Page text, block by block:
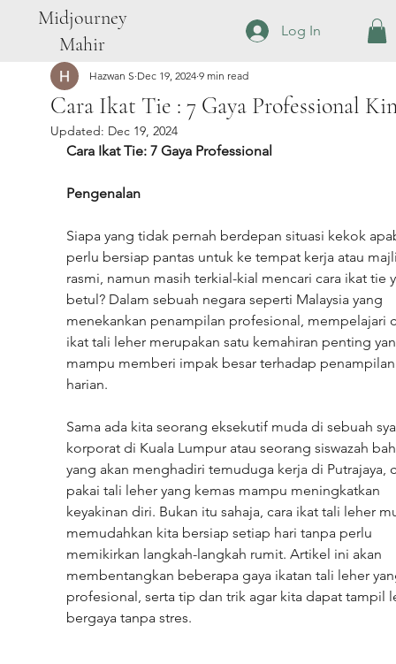
Midjourney
Mahir
Log In
Cara Ikat Tie : 7 Gaya Professional
Hazwan S Dec 19, 2024 9 min read
Updated: Dec 19, 2024
Cara Ikat Tie: 7 Gaya Professional
Pengenalan
Siapa yang tidak pernah berdepan situasi kekok
perlu bersiap pantas untuk ke tempat kerja atau
rasmi, namun masih terkial-kial mencari cara ikat tie
betul? Dalam sebuah negara seperti Malaysia yang
menekankan penampilan profesional, mempelajari
ikat tali leher merupakan satu kemahiran penting
mampu memberi impak besar terhadap
harian.
Sama ada kita seorang eksekutif muda di sebuah
korporat di Kuala Lumpur atau seorang siswazah
yang akan menghadiri temuduga kerja di Putrajaya,
pakai tali leher yang kemas mampu meningkatkan
keyakinan diri. Bukan itu sahaja, cara ikat tali leher
memudahkan kita bersiap setiap hari tanpa perlu
memikirkan langkah-langkah rumit. Artikel ini akan
membentangkan beberapa gaya ikatan tali leher
profesional, serta tip dan trik agar kita dapat tampil
bergaya tanpa stres.